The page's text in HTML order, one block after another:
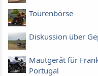
Tourenbörse
Diskussion über
Mautgerät für
Portugal